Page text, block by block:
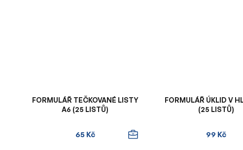
FORMULÁŘ TEČKOVANÉ LISTY
A6 (25 LISTŮ)
65 Kč
FORMULÁŘ ÚKLID V
(25 LISTŮ)
99 Kč